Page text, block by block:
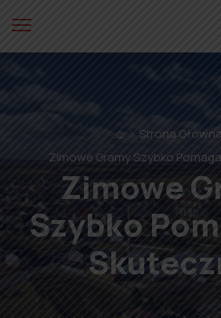
⌂
Strona Główna
Zimowe Gramy Szybko
Zimowe
Szybko